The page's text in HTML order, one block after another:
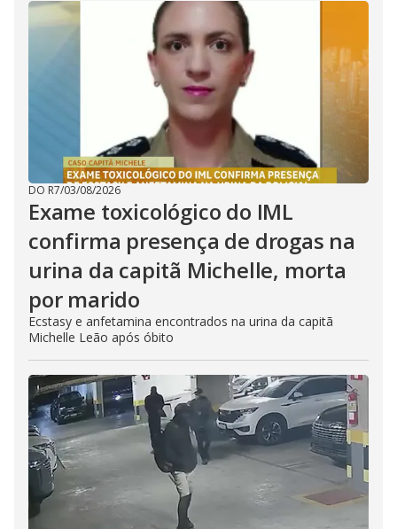
DO R7/03/08/2026
Exame toxicológico do IML
confirma presença de drogas na
urina da capitã Michelle, morta
por marido
Ecstasy e anfetamina encontrados na urina da capitã
Michelle Leão após óbito